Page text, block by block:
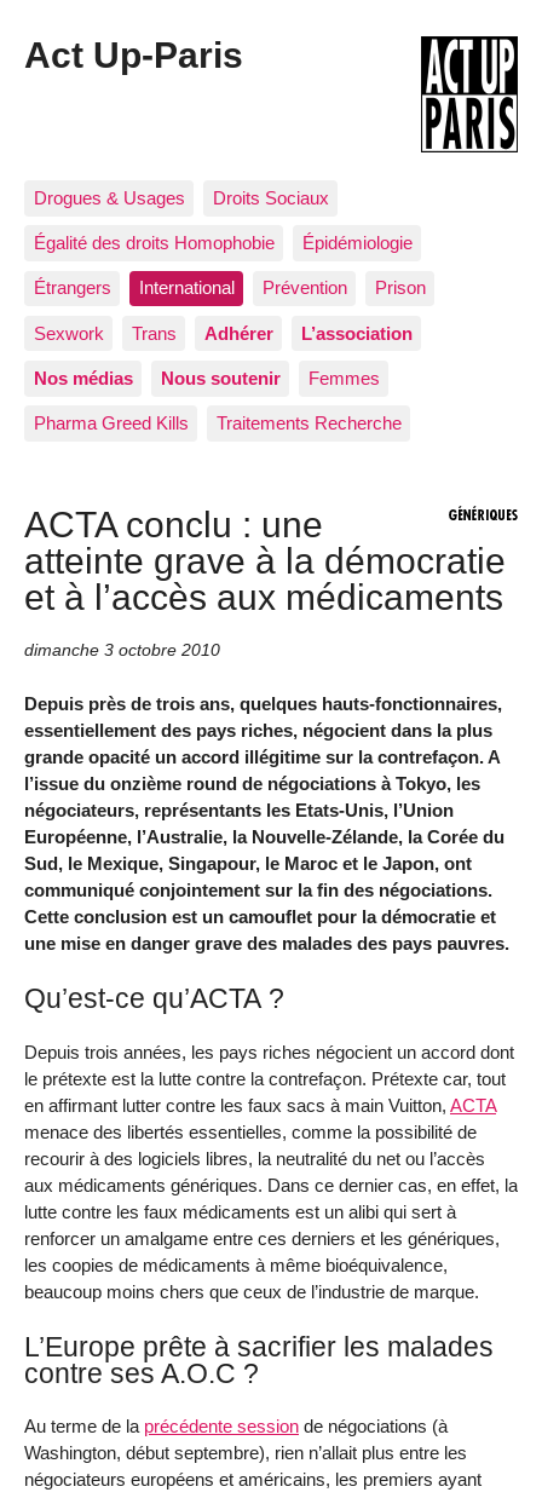
Act Up-Paris
Drogues & Usages Droits Sociaux
Égalité des droits Homophobie Épidémiologie
Étrangers International Prévention Prison
Sexwork Trans Adhérer L’association
Nos médias Nous soutenir Femmes
Pharma Greed Kills Traitements Recherche
ACTA conclu : une
atteinte grave à la démocratie
et à l’accès aux médicaments
dimanche 3 octobre 2010
Depuis près de trois ans, quelques hauts-fonctionnaires,
essentiellement des pays riches, négocient dans la plus
grande opacité un accord illégitime sur la contrefaçon. A
l’issue du onzième round de négociations à Tokyo, les
négociateurs, représentants les Etats-Unis, l’Union
Européenne, l’Australie, la Nouvelle-Zélande, la Corée du
Sud, le Mexique, Singapour, le Maroc et le Japon, ont
communiqué conjointement sur la fin des négociations.
Cette conclusion est un camouflet pour la démocratie et
une mise en danger grave des malades des pays pauvres.
Qu’est-ce qu’ACTA ?
Depuis trois années, les pays riches négocient un accord dont
le prétexte est la lutte contre la contrefaçon. Prétexte car, tout
en affirmant lutter contre les faux sacs à main Vuitton, ACTA
menace des libertés essentielles, comme la possibilité de
recourir à des logiciels libres, la neutralité du net ou l’accès
aux médicaments génériques. Dans ce dernier cas, en effet, la
lutte contre les faux médicaments est un alibi qui sert à
renforcer un amalgame entre ces derniers et les génériques,
les coopies de médicaments à même bioéquivalence,
beaucoup moins chers que ceux de l’industrie de marque.
L’Europe prête à sacrifier les malades
contre ses A.O.C ?
Au terme de la précédente session de négociations (à
Washington, début septembre), rien n’allait plus entre les
négociateurs européens et américains, les premiers ayant